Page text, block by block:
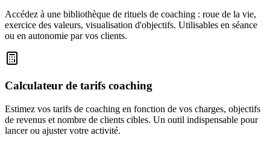
Accédez à une bibliothèque de rituels de coaching : roue de la vie,
exercice des valeurs, visualisation d'objectifs. Utilisables en séance
ou en autonomie par vos clients.
Calculateur de tarifs coaching
Estimez vos tarifs de coaching en fonction de vos charges, objectifs
de revenus et nombre de clients cibles. Un outil indispensable pour
lancer ou ajuster votre activité.